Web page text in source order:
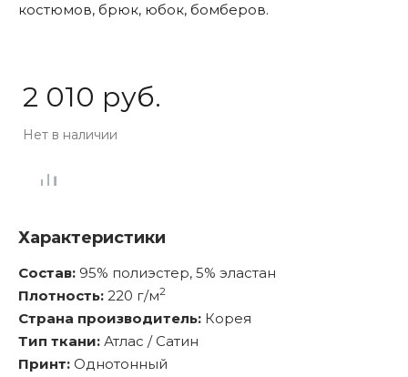
костюмов, брюк, юбок, бомберов.
2 010 руб.
Нет в наличии
Характеристики
Состав: 95% полиэстер, 5% эластан
Плотность: 220 г/м2
Страна производитель: Корея
Тип ткани: Атлас / Сатин
Принт: Однотонный